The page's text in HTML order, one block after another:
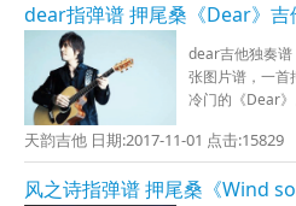
dear指弹谱 押尾桑《Dear》吉
dear吉他独奏
张图片谱，一首
冷门的《Dear
天韵吉他 日期:2017-11-01 点击:15829
风之诗指弹谱 押尾桑《Wind